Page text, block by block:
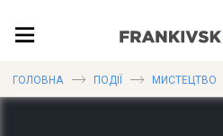
ГОЛОВНА ПОДІЇ МИСТЕЦТВО